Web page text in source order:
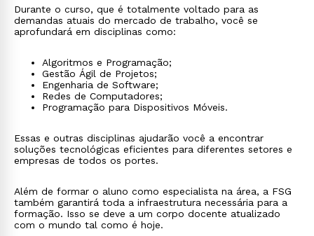
Durante o curso, que é totalmente voltado para as
demandas atuais do mercado de trabalho, você se
aprofundará em disciplinas como:
Algoritmos e Programação;
Gestão Ágil de Projetos;
Engenharia de Software;
Redes de Computadores;
Programação para Dispositivos Móveis.
Essas e outras disciplinas ajudarão você a encontrar
soluções tecnológicas eficientes para diferentes setores e
empresas de todos os portes.
Além de formar o aluno como especialista na área, a FSG
também garantirá toda a infraestrutura necessária para a
formação. Isso se deve a um corpo docente atualizado
com o mundo tal como é hoje.